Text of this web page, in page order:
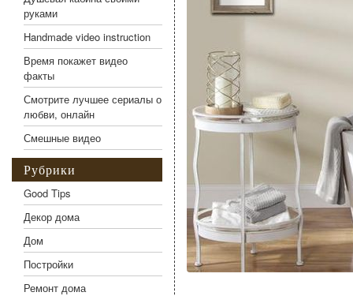
руками
Handmade video instruction
Время покажет видео
факты
Смотрите лучшее сериалы о
любви, онлайн
Смешные видео
Рубрики
Good Tips
Декор дома
Дом
Постройки
Ремонт дома